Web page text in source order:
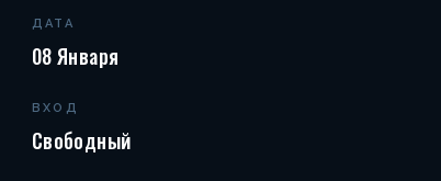
ДАТА
08 Января
ВХОД
Свободный